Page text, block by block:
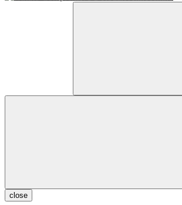
close